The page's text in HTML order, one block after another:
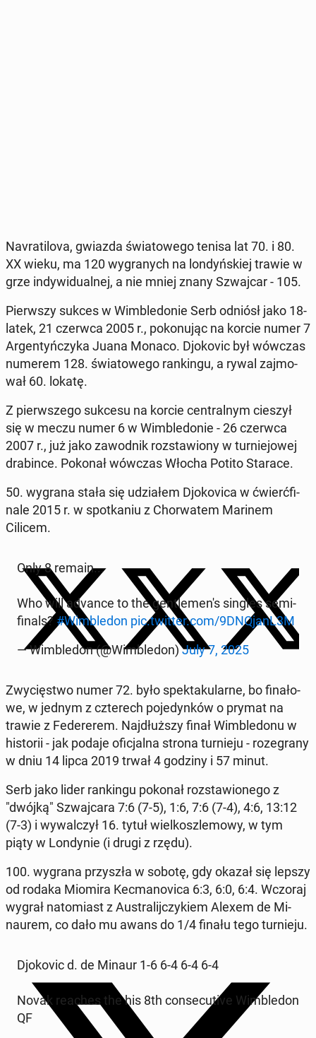
Na­vra­ti­lo­va, gwiazda świa­to­we­go tenisa lat 70. i 80.
XX wieku, ma 120 wy­gra­nych na lon­dyń­skiej trawie w
grze in­dy­wi­du­al­nej, a nie mniej znany Szwaj­car - 105.
Pierw­szy sukces w Wim­ble­do­nie Serb odniósł jako 18-
latek, 21 czerwca 2005 r., po­ko­nu­jąc na korcie numer 7
Ar­gen­tyń­czy­ka Juana Monaco. Djo­ko­vic był wówczas
numerem 128. świa­to­we­go ran­kin­gu, a rywal zaj­mo­
wał 60. lokatę.
Z pierw­sze­go sukcesu na korcie cen­tral­nym cieszył
się w meczu numer 6 w Wim­ble­do­nie - 26 czerwca
2007 r., już jako za­wod­nik roz­sta­wio­ny w tur­nie­jo­wej
dra­bin­ce. Pokonał wówczas Włocha Potito Starace.
50. wygrana stała się udzia­łem Djo­ko­vi­ca w ćwierć­fi­
na­le 2015 r. w spo­tka­niu z Chor­wa­tem Marinem
Cilicem.
Only 8 remain...
Who will advance to the gen­tle­me­n's singles semi-
finals? #Wim­ble­don pic.twitter.com/9DNQjanL3M
— Wim­ble­don (@Wim­ble­don)July 7, 2025
Zwy­cię­stwo numer 72. było spek­ta­ku­lar­ne, bo fi­na­ło­
we, w jednym z czte­rech po­je­dyn­ków o prymat na
trawie z Fe­de­re­rem. Naj­dłuż­szy finał Wim­ble­do­nu w
hi­sto­rii - jak podaje ofi­cjal­na strona tur­nie­ju - ro­ze­gra­ny
w dniu 14 lipca 2019 trwał 4 godziny i 57 minut.
Serb jako lider ran­kin­gu pokonał roz­sta­wio­ne­go z
"dwójką" Szwaj­ca­ra 7:6 (7-5), 1:6, 7:6 (7-4), 4:6, 13:12
(7-3) i wy­wal­czył 16. tytuł wiel­kosz­le­mo­wy, w tym
piąty w Lon­dy­nie (i drugi z rzędu).
100. wygrana przy­szła w sobotę, gdy okazał się lepszy
od rodaka Miomira Kec­ma­no­vi­ca 6:3, 6:0, 6:4. Wczoraj
wygrał na­to­miast z Au­stra­lij­czy­kiem Alexem de Mi­
nau­rem, co dało mu awans do 1/4 finału tego tur­nie­ju.
Djo­ko­vic d. de Minaur 1-6 6-4 6-4 6-4
Novak reaches the his 8th con­se­cu­ti­ve Wim­ble­don
QF